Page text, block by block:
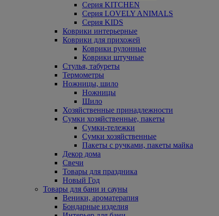
Серия KITCHEN
Серия LOVELY ANIMALS
Серия KIDS
Коврики интерьерные
Коврики для прихожей
Коврики рулонные
Коврики штучные
Стулья, табуреты
Термометры
Ножницы, шило
Ножницы
Шило
Хозяйственные принадлежности
Сумки хозяйственные, пакеты
Сумки-тележки
Сумки хозяйственные
Пакеты с ручками, пакеты майка
Декор дома
Свечи
Товары для праздника
Новый Год
Товары для бани и сауны
Веники, ароматерапия
Бондарные изделия